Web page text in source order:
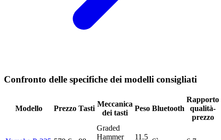
Confronto delle specifiche dei modelli consigliati
Modello Prezzo Tasti
Meccanica
dei tasti
Peso Bluetooth
Rapporto
qualità-
prezzo
Graded
Hammer
11.5